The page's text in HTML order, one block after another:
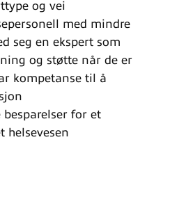
og vei
med mindre
seg en ekspert som
og støtte når de er
kompetanse til å
besparelser for et
helsevesen